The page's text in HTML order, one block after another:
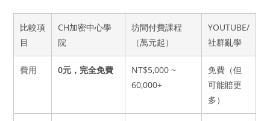
比較項
目
CH加密中心學
院
坊間付費課程
（萬元起）
YOUTUBE/
社群亂學
費用 0元，完全免費
NT$5,000 ~
60,000+
免費（但
可能賠更
多）